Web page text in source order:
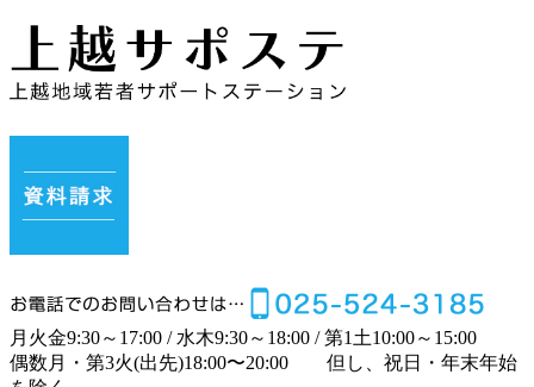
月 火金9:30～17:00 / 水木9:30～18:00 /第1土10:00～15:00
偶数月・第3火(出先)18:00〜20:00 但し、祝日・年末年始